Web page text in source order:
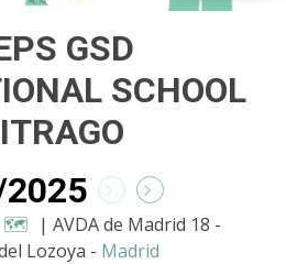
GSD
SCHOOL
🗺️ | AVDA de Madrid 18 -
Lozoya - Madrid